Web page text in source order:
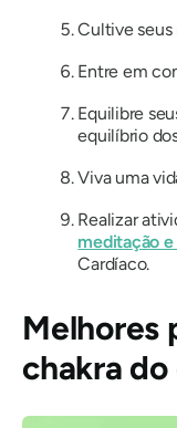
Cultive seus
Entre em
Equilibre
equilíbrio
Viva uma
Realizar
meditação
Cardíaco.
Melhores
chakra